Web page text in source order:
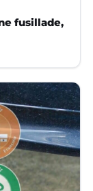
fusillade,